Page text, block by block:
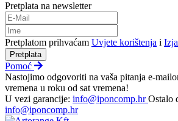
Pretplata na newsletter
Pretplatom prihvaćam Uvjete korištenja i
Pretplata
Pomoć
Nastojimo odgovoriti na vaša pitanja e-
vremena u roku od sat vremena!
U vezi garancije: info@iponcomp.hrOstalo
info@iponcomp.hr